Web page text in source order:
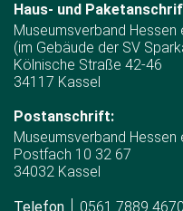
Haus- und
Museumsverband Hessen
(im Gebäude der SV
Kölnische Straße 42-46
34117 Kassel
Postanschrift:
Museumsverband Hessen
Postfach 10 32 67
34032 Kassel
Telefon 0561 7889